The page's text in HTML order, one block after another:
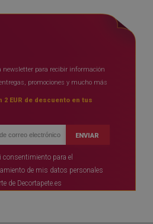
newsletter para recibir información
promociones y mucho más
2 EUR de descuento en tus
ENVIAR
consentimiento para el
de mis datos personales
de Decortapete.es